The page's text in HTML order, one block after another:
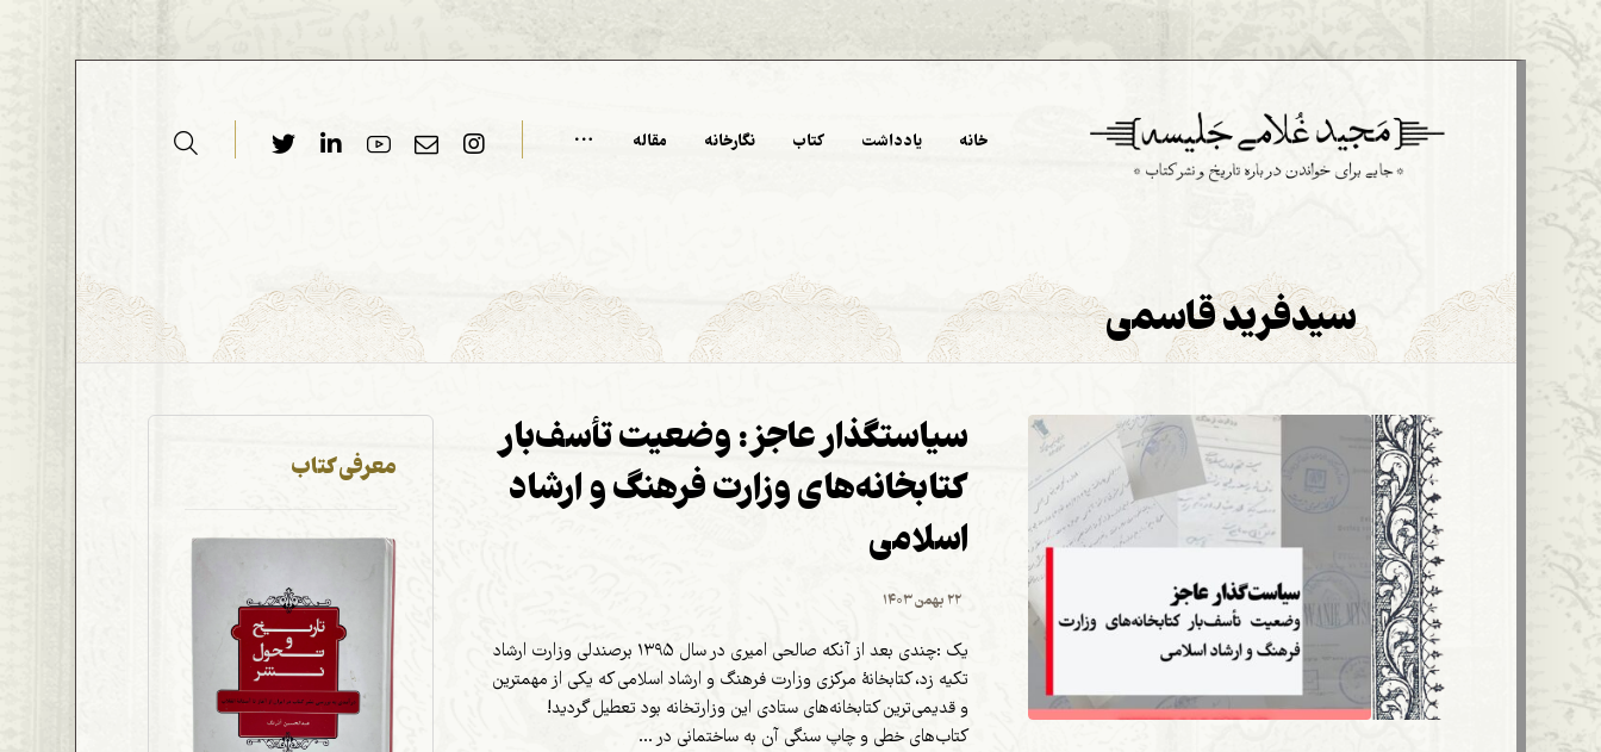
خانه یادداشت‌ کتاب‌ نگارخانه مقاله
سیدفرید قاسمی
سیاستگذار عاجز: وضعیت تأسف‌بار
کتابخانه‌های وزارت فرهنگ و ارشاد
اسلامی
۲۲ بهمن ۱۴۰۳
یک :چندی بعد از آنکه صالحی امیری در سال ۱۳۹۵ برصندلی وزارت ارشاد
تکیه زد، کتابخانۀ مرکزی وزارت فرهنگ و ارشاد اسلامی که یکی از مهمترین
و قدیمی‌ترین کتابخانه‌های ستادی این وزارتخانه بود تعطیل گردید!
کتاب‌های خطی و چاپ سنگی آن به ساختمانی در ...
معرفی کتاب